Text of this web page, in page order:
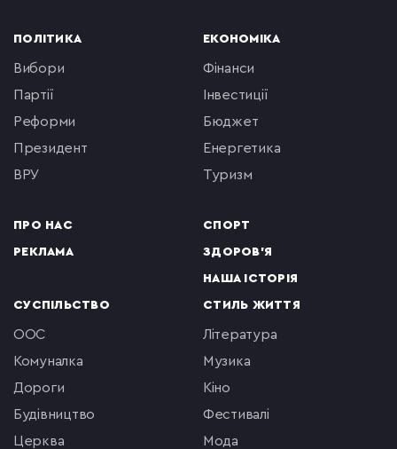
ПОЛІТИКА
вибори
партії
реформи
президент
ВРУ
ПРО НАС
РЕКЛАМА
ЕКОНОМІКА
фінанси
інвестиції
бюджет
енергетика
туризм
СПОРТ
ЗДОРОВ'Я
НАША ІСТОРІЯ
СУСПІЛЬСТВО
ООС
комуналка
Дороги
будівництво
церква
СТИЛЬ ЖИТТЯ
література
музика
кіно
фестивалі
мода